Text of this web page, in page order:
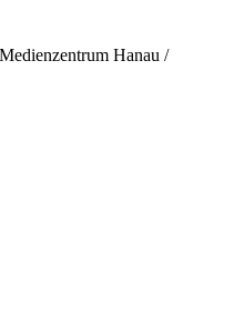
Medienzentrum Hanau /